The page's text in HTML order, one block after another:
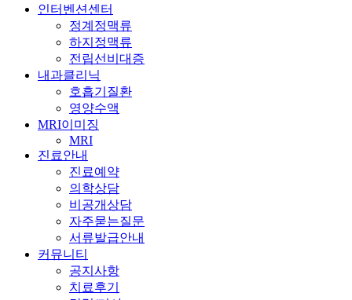
인터벤션센터
정계정맥류
하지정맥류
전립선비대증
내과클리닉
호흡기질환
영양수액
MRI이미징
MRI
진료안내
진료예약
의학상담
비공개상담
자주묻는질문
서류발급안내
커뮤니티
공지사항
치료후기